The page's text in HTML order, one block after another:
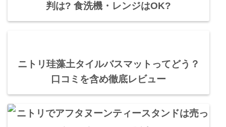
判は? 食洗機・レンジはOK?
ニトリ珪藻土タイルバスマットってどう？
口コミを含め徹底レビュー